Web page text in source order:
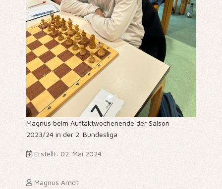
Magnus beim Auftaktwochenende der Saison
2023/24 in der 2. Bundesliga
Erstellt: 02. Mai 2024
Magnus Arndt